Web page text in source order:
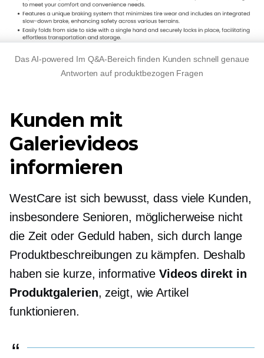
DasAI-powered Im Q&A-Bereich finden Kunden schnell genaue
Antworten auf produktbezogen Fragen
Kunden mit
Galerievideos
informieren
WestCare ist sich bewusst, dass viele Kunden,
insbesondere Senioren, möglicherweise nicht
die Zeit oder Geduld haben, sich durch lange
Produktbeschreibungen zu kämpfen. Deshalb
haben sie kurze, informativeVideos direkt in
Produktgalerien, zeigt, wie Artikel
funktionieren.